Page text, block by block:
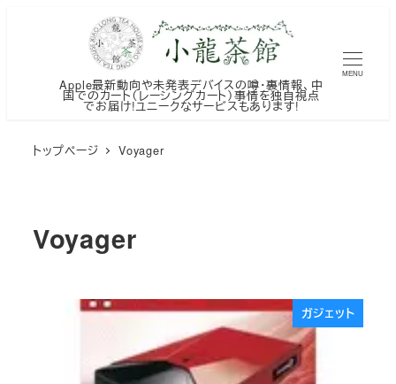
Apple最新動向や未発表デバイスの噂・裏情報、中
国でのカート（レーシングカート）事情を独自視点
でお届け!ユニークなサービスもあります!
MENU
トップページ Voyager
Voyager
ガジェット